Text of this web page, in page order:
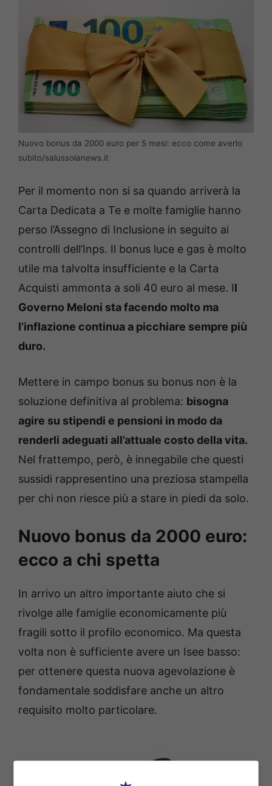
Nuovo bonus da 2000 euro per 5 mesi: ecco come averlo
subito/salussolanews.it
Per il momento non si sa quando arriverà la
Carta Dedicata a Te e molte famiglie hanno
perso l’Assegno di Inclusione in seguito ai
controlli dell’Inps. Il bonus luce e gas è molto
utile ma talvolta insufficiente e la Carta
Acquisti ammonta a soli 40 euro al mese. Il
Governo Meloni sta facendo molto ma
l’inflazione continua a picchiare sempre più
duro.
Mettere in campo bonus su bonus non è la
soluzione definitiva al problema: bisogna
agire su stipendi e pensioni in modo da
renderli adeguati all’attuale costo della vita.
Nel frattempo, però, è innegabile che questi
sussidi rappresentino una preziosa stampella
per chi non riesce più a stare in piedi da solo.
Nuovo bonus da 2000 euro:
ecco a chi spetta
In arrivo un altro importante aiuto che si
rivolge alle famiglie economicamente più
fragili sotto il profilo economico. Ma questa
volta non è sufficiente avere un Isee basso:
per ottenere questa nuova agevolazione è
fondamentale soddisfare anche un altro
requisito molto particolare.